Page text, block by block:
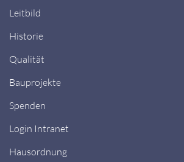
Leitbild
Historie
Qualität
Bauprojekte
Spenden
Login Intranet
Hausordnung